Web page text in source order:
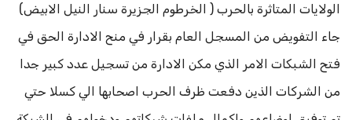
الولايات المتاثرة بالحرب ( الخرطوم الجزيرة سنار النيل الابيض)
جاء التفويض من المسجل العام بقرار في منح الادارة الحق في
فتح الشبكات الامر الذي مكن الادارة من تسجيل عدد كبير جدا
من الشركات الذين دفعت ظرف الحرب اصحابها الي كسلا حتي